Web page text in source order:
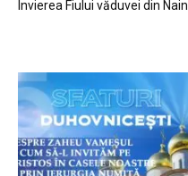
Învierea Fiului văduvei din Nain